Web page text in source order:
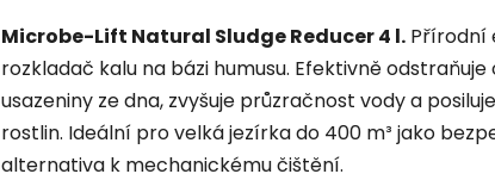
je
0,0
z
5
Microbe-Lift Natural Sludge Reducer 4 l. Přírodní
rozkladač kalu na bázi humusu. Efektivně
usazeniny ze dna, zvyšuje průzračnost vody a
rostlin. Ideální pro velká jezírka do 400 m³ jako
alternativa k mechanickému čištění.